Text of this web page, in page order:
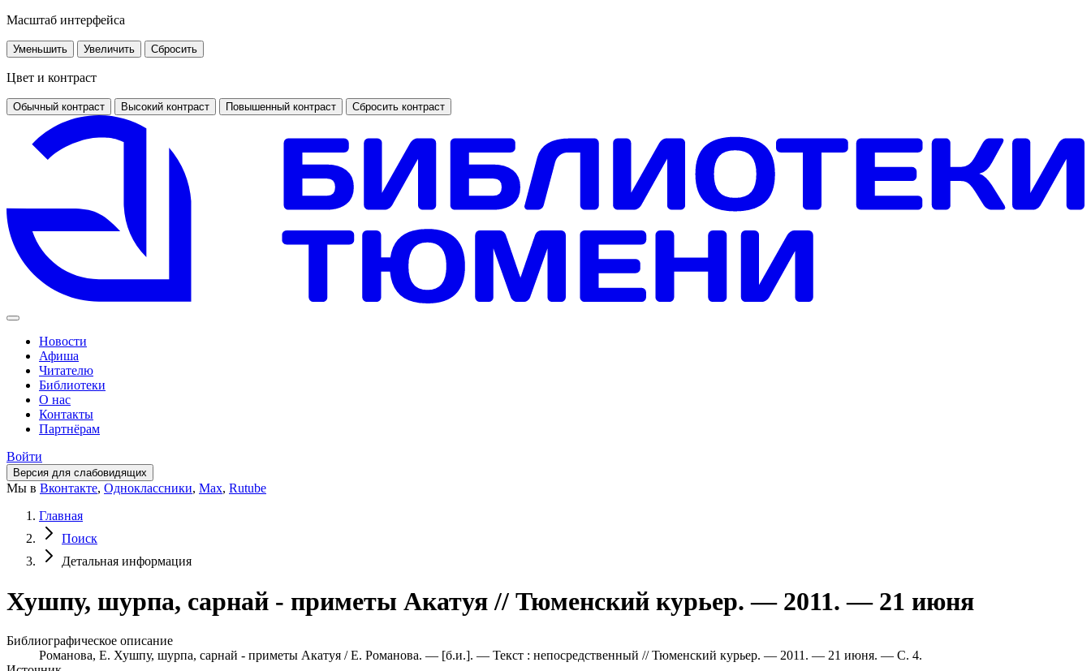
Масштаб интерфейса
Уменьшить Увеличить Сбросить
Цвет и контраст
Обычный контраст Высокий контраст Повышенный контраст Сбросить контраст
Новости
Афиша
Читателю
Библиотеки
О нас
Контакты
Партнёрам
Войти
Версия для слабовидящих
Мы в Вконтакте, Одноклассники, Max, Rutube
Главная
Поиск
Детальная информация
Хушпу, шурпа, сарнай - приметы Акатуя // Тюменский курьер. — 2011. — 21 июня
Библиографическое описание
Романова, Е. Хушпу, шурпа, сарнай - приметы Акатуя / Е. Романова. — [б.и.]. — Текст : непосредственный // Тюменский курьер. — 2011. — 21 июня. — С. 4.